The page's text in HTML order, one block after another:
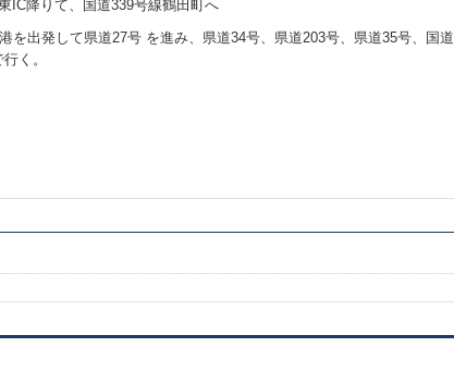
IC降りて、国道339号線鶴田町へ
を出発して県道27号 を進み、県道34号、県道203号、県道35号、国道
く。